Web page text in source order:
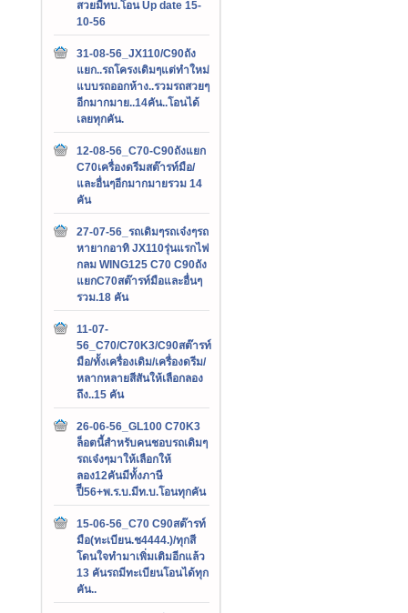
สวยมีทบ.โอน Up date 15-
10-56
31-08-56_JX110/C90ถัง
แยก..รถโครงเดิมๆแต่ทำใหม่
แบบรถออกห้าง..รวมรถสวยๆ
อีกมากมาย..14คัน..โอนได้
เลยทุกคัน.
12-08-56_C70-C90ถังแยก
C70เครื่องดรีมสต๊ารท์มือ/
และอื่นๆอีกมากมายรวม 14
คัน
27-07-56_รถเดิมๆรถเจ๋งๆรถ
หายากอาทิ JX110รุ่นแรกไฟ
กลม WING125 C70 C90ถัง
แยกC70สต๊ารท์มือและอื่นๆ
รวม.18 คัน
11-07-
56_C70/C70K3/C90สต๊ารท์
มือ/ทั้งเครื่องเดิม/เครื่องดรีม/
หลากหลายสีสันให้เลือกลอง
ถึง..15 คัน
26-06-56_GL100 C70K3
ล็อตนี้สำหรับคนชอบรถเดิมๆ
รถเจ๋งๆมาให้เลือกให้
ลอง12คันมีทั้งภาษี
ปีี56+พ.ร.บ.มีท.บ.โอนทุกคัน
15-06-56_C70 C90สต๊ารท์
มือ(ทะเบียน.ช4444.)/ทุกสี
โดนใจทำมาเพิ่มเติมอีกแล้ว
13 คันรถมีทะเบียนโอนได้ทุก
คัน..